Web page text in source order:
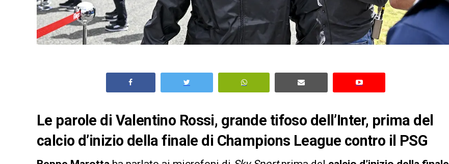
Le parole di Valentino Rossi, grande tifoso dell’Inter, prima del
calcio d’inizio della finale di Champions League contro il PSG